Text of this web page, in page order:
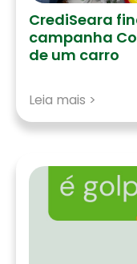
CrediSeara
campanha
de um carro
Leia mais >